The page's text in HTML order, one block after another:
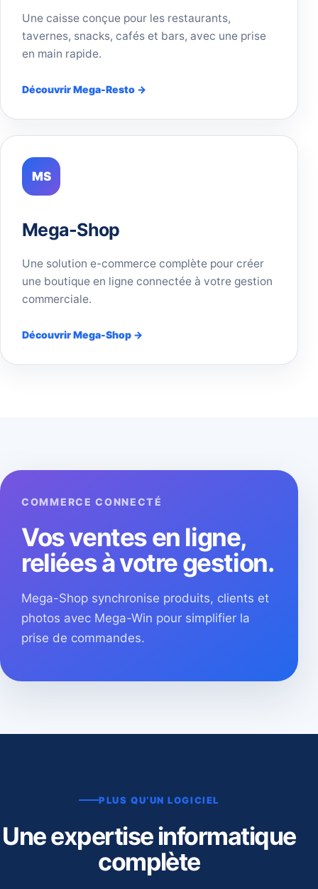
Une caisse conçue pour les restaurants,
tavernes, snacks, cafés et bars, avec une prise
en main rapide.
Découvrir Mega-Resto →
MS
Mega-Shop
Une solution e-commerce complète pour créer
une boutique en ligne connectée à votre gestion
commerciale.
Découvrir Mega-Shop →
COMMERCE CONNECTÉ
Vos ventes en ligne,
reliées à votre gestion.
Mega-Shop synchronise produits, clients et
photos avec Mega-Win pour simplifier la
prise de commandes.
PLUS QU’UN LOGICIEL
Une expertise informatique
complète